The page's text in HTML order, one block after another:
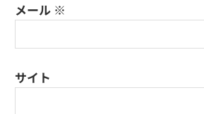
メール ※
サイト